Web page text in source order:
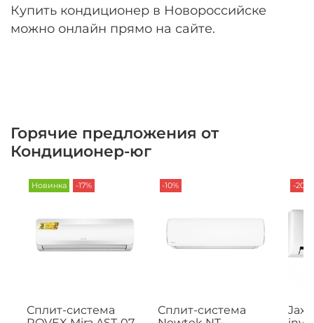
Купить кондиционер в Новороссийске
можно онлайн прямо на сайте.
Горячие предложения от
Кондиционер-юг
Новинка -17%
Сплит-система
-10%
Сплит-система
-20%
Jax